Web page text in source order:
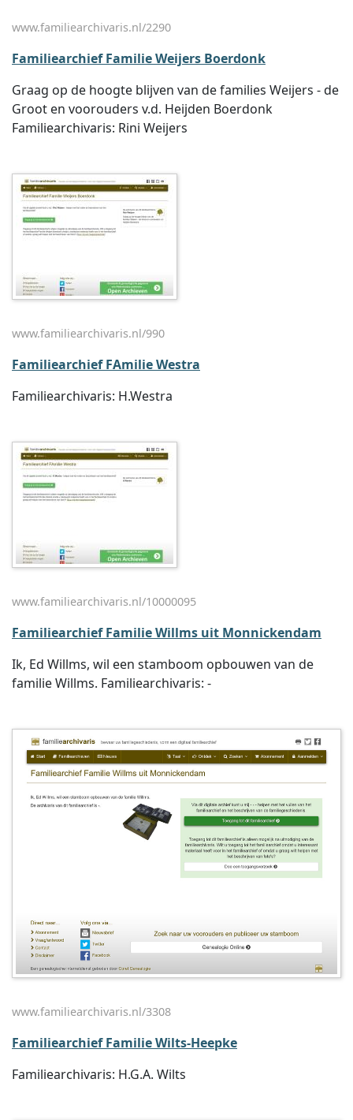
www.familiearchivaris.nl/2290
Familiearchief Familie Weijers Boerdonk
Graag op de hoogte blijven van de families Weijers - de
Groot en voorouders v.d. Heijden Boerdonk
Familiearchivaris: Rini Weijers
www.familiearchivaris.nl/990
Familiearchief FAmilie Westra
Familiearchivaris: H.Westra
www.familiearchivaris.nl/10000095
Familiearchief Familie Willms uit Monnickendam
Ik, Ed Willms, wil een stamboom opbouwen van de
familie Willms. Familiearchivaris: -
www.familiearchivaris.nl/3308
Familiearchief Familie Wilts-Heepke
Familiearchivaris: H.G.A. Wilts